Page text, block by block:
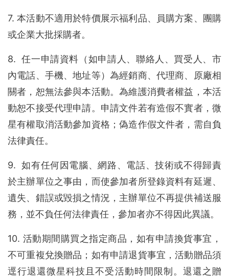
7. 本活動不適用於特價展示福利品、員購方案、團購
或企業大批採購者。
8. 任一申請資料（如申請人、聯絡人、買受人、市
內電話、手機、地址等）為經銷商、代理商、原廠相
關者，恕無法參與本活動。為維護消費者權益，本活
動恕不接受代理申請。申請文件若有造假不實者，微
星有權取消活動參加資格；偽造作假文件者，需自負
法律責任。
9. 如有任何因電腦、網路、電話、技術或不得歸責
於主辦單位之事由，而使參加者所登錄資料有延遲、
遺失、錯誤或毀損之情況，主辦單位不再提供補送服
務，並不負任何法律責任，參加者亦不得因此異議。
10. 活動期間購買之指定商品，如有申請換貨事宜，
不可重複兌換贈品；如有申請退貨事宜，活動贈品須
逕行退還微星科技且不受活動時間限制。退還之贈